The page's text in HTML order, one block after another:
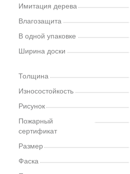
Имитация дерева
Влагозащита
В одной упаковке
Ширина доски
Толщина
Износостойкость
Рисунок
Пожарный
сертификат
Размер
Фаска